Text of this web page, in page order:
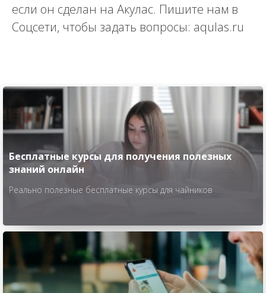
если он сделан на Акулас. Пишите нам в
Соцсети, чтобы задать вопросы: aqulas.ru
Бесплатные курсы для получения полезных
знаний онлайн
Реально полезные бесплатные курсы для чайников